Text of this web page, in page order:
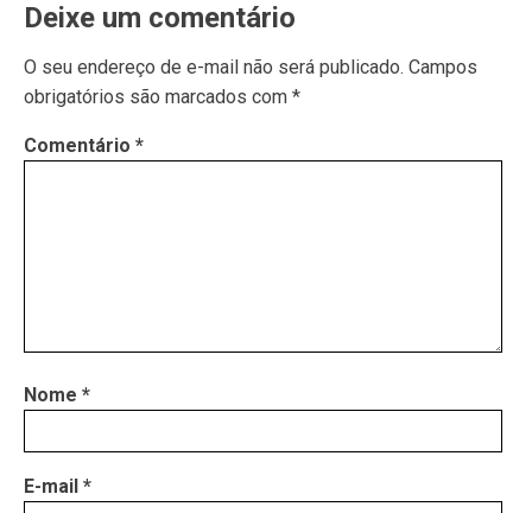
Deixe um comentário
O seu endereço de e-mail não será publicado. Campos
obrigatórios são marcados com *
Comentário *
Nome *
E-mail *